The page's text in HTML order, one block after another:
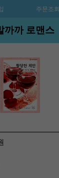
주문조회
까까 로맨스